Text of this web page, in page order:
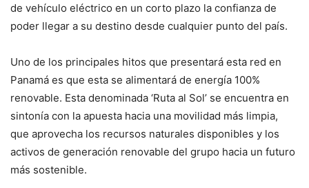
de vehículo eléctrico en un corto plazo la confianza de
poder llegar a su destino desde cualquier punto del país.
Uno de los principales hitos que presentará esta red en
Panamá es que esta se alimentará de energía 100%
renovable. Esta denominada ‘Ruta al Sol’ se encuentra en
sintonía con la apuesta hacia una movilidad más limpia,
que aprovecha los recursos naturales disponibles y los
activos de generación renovable del grupo hacia un futuro
más sostenible.